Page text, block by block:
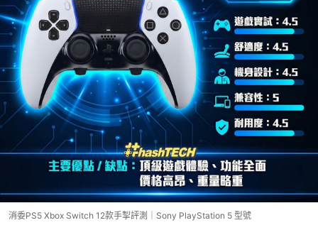
消委PS5 Xbox Switch 12款手掣評測｜Sony PlayStation 5 型號